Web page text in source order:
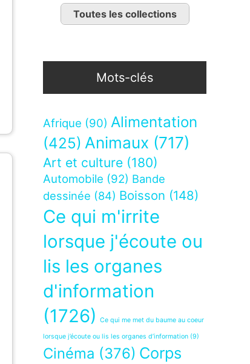
Toutes les collections
Mots-clés
Afrique (90) Alimentation
(425) Animaux (717)
Art et culture (180)
Automobile (92) Bande
dessinée (84) Boisson (148)
Ce qui m'irrite
lorsque j'écoute ou
lis les organes
d'information
(1726)
Ce qui me met du baume au coeur
lorsque j’écoute ou lis les organes d’information (9)
Cinéma (376) Corps